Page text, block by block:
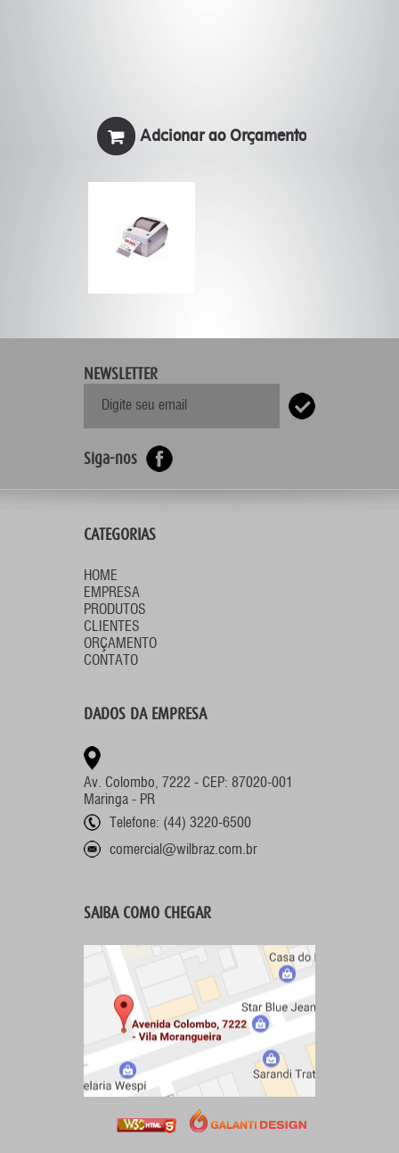
NEWSLETTER
Siga-nos
CATEGORIAS
HOME
EMPRESA
PRODUTOS
CLIENTES
ORÇAMENTO
CONTATO
DADOS DA EMPRESA
Av. Colombo, 7222 - CEP: 87020-001
Maringa - PR
Telefone: (44) 3220-6500
comercial@wilbraz.com.br
SAIBA COMO CHEGAR